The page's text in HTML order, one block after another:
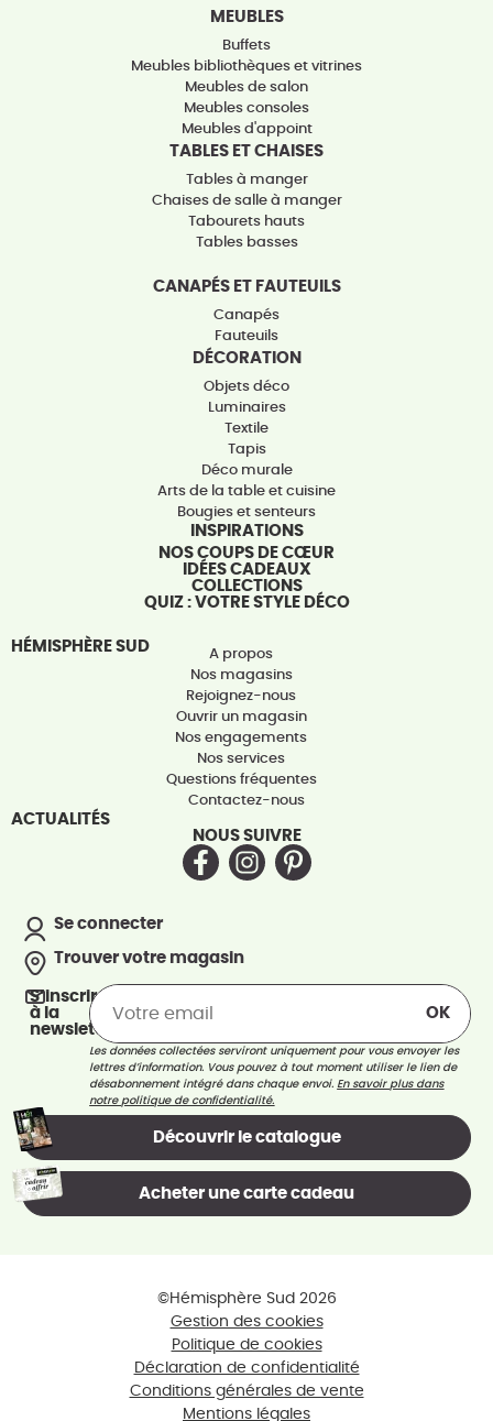
MEUBLES
Buffets
Meubles bibliothèques et vitrines
Meubles de salon
Meubles consoles
Meubles d'appoint
TABLES ET CHAISES
Tables à manger
Chaises de salle à manger
Tabourets hauts
Tables basses
CANAPÉS ET FAUTEUILS
Canapés
Fauteuils
DÉCORATION
Objets déco
Luminaires
Textile
Tapis
Déco murale
Arts de la table et cuisine
Bougies et senteurs
INSPIRATIONS
NOS COUPS DE CŒUR
IDÉES CADEAUX
COLLECTIONS
QUIZ : VOTRE STYLE DÉCO
HÉMISPHÈRE SUD
A propos
Nos magasins
Rejoignez-nous
Ouvrir un magasin
Nos engagements
Nos services
Questions fréquentes
Contactez-nous
ACTUALITÉS
NOUS SUIVRE
Se connecter
Trouver votre magasin
S’inscrire
à la
newsletter
Les données collectées serviront uniquement pour vous envoyer les
lettres d’information. Vous pouvez à tout moment utiliser le lien de
désabonnement intégré dans chaque envoi.En savoir plus dans
notre politique de confidentialité.
Découvrir le catalogue
Acheter une carte cadeau
©Hémisphère Sud 2026
Gestion des cookies
Politique de cookies
Déclaration de confidentialité
Conditions générales de vente
Mentions légales